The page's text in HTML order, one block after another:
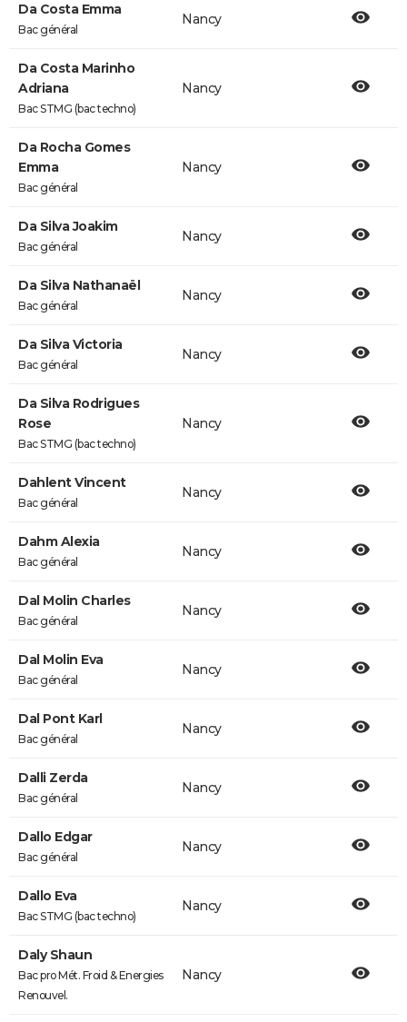
Da Costa Emma
Bac général
Nancy
Da Costa Marinho
Adriana
Bac STMG (bac techno)
Nancy
Da Rocha Gomes
Emma
Bac général
Nancy
Da Silva Joakim
Bac général
Nancy
Da Silva Nathanaël
Bac général
Nancy
Da Silva Victoria
Bac général
Nancy
Da Silva Rodrigues
Rose
Bac STMG (bac techno)
Nancy
Dahlent Vincent
Bac général
Nancy
Dahm Alexia
Bac général
Nancy
Dal Molin Charles
Bac général
Nancy
Dal Molin Eva
Bac général
Nancy
Dal Pont Karl
Bac général
Nancy
Dalli Zerda
Bac général
Nancy
Dallo Edgar
Bac général
Nancy
Dallo Eva
Bac STMG (bac techno)
Nancy
Daly Shaun
Bac pro Mét. Froid & Energies
Renouvel.
Nancy